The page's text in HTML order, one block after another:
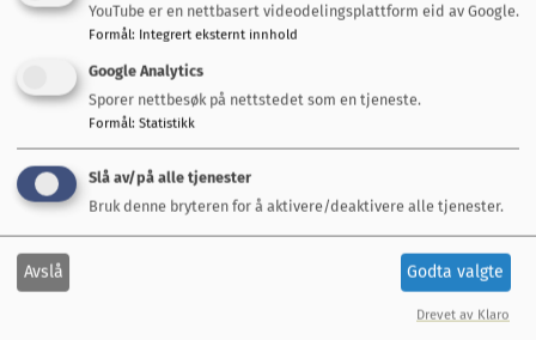
Snakk med oss
Servicetorget Rådhuset
72 40 30 00
YouTube er en nettbasert videodelingsplattform eid av Google.
Formål: Integrert eksternt innhold
Google Analytics
Sporer nettbesøk på nettstedet som en tjeneste.
Formål: Statistikk
Slå av/på alle tjenester
Bruk denne bryteren for å aktivere/deaktivere alle tjenester.
Avslå Godta valgte
Drevet av Klaro